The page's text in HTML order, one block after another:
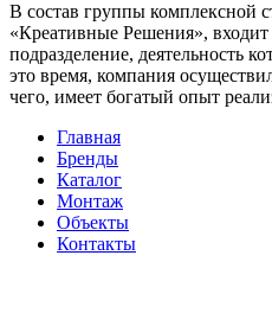
В состав группы комплексной
«Креативные Решения»,
подразделение, деятельность
это время, компания
чего, имеет богатый опыт
Главная
Бренды
Каталог
Монтаж
Объекты
Контакты